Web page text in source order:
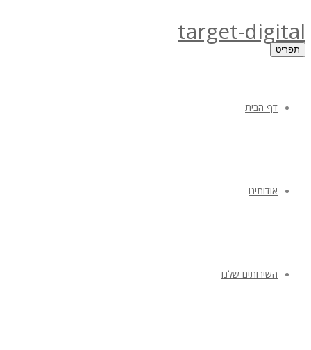
target-digital
תפריט
דף הבית
אודותינו
השירותים שלנו